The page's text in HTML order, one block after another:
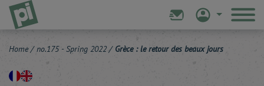
Home / no.175 - Spring 2022 / Grèce : le retour des beaux jours